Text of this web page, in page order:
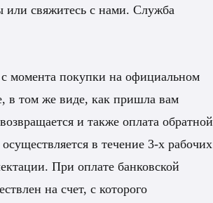
или свяжитесь с нами. Служба
с момента покупки на официальном
в том же виде, как пришла вам
и также оплата обратной
в течение 3-х рабочих
При оплате банковской
на счет, с которого